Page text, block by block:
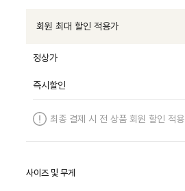
회원 최대 할인 적용가
정상가
즉시할인
최종 결제 시 전 상품 회원 할인 적용
사이즈 및 무게